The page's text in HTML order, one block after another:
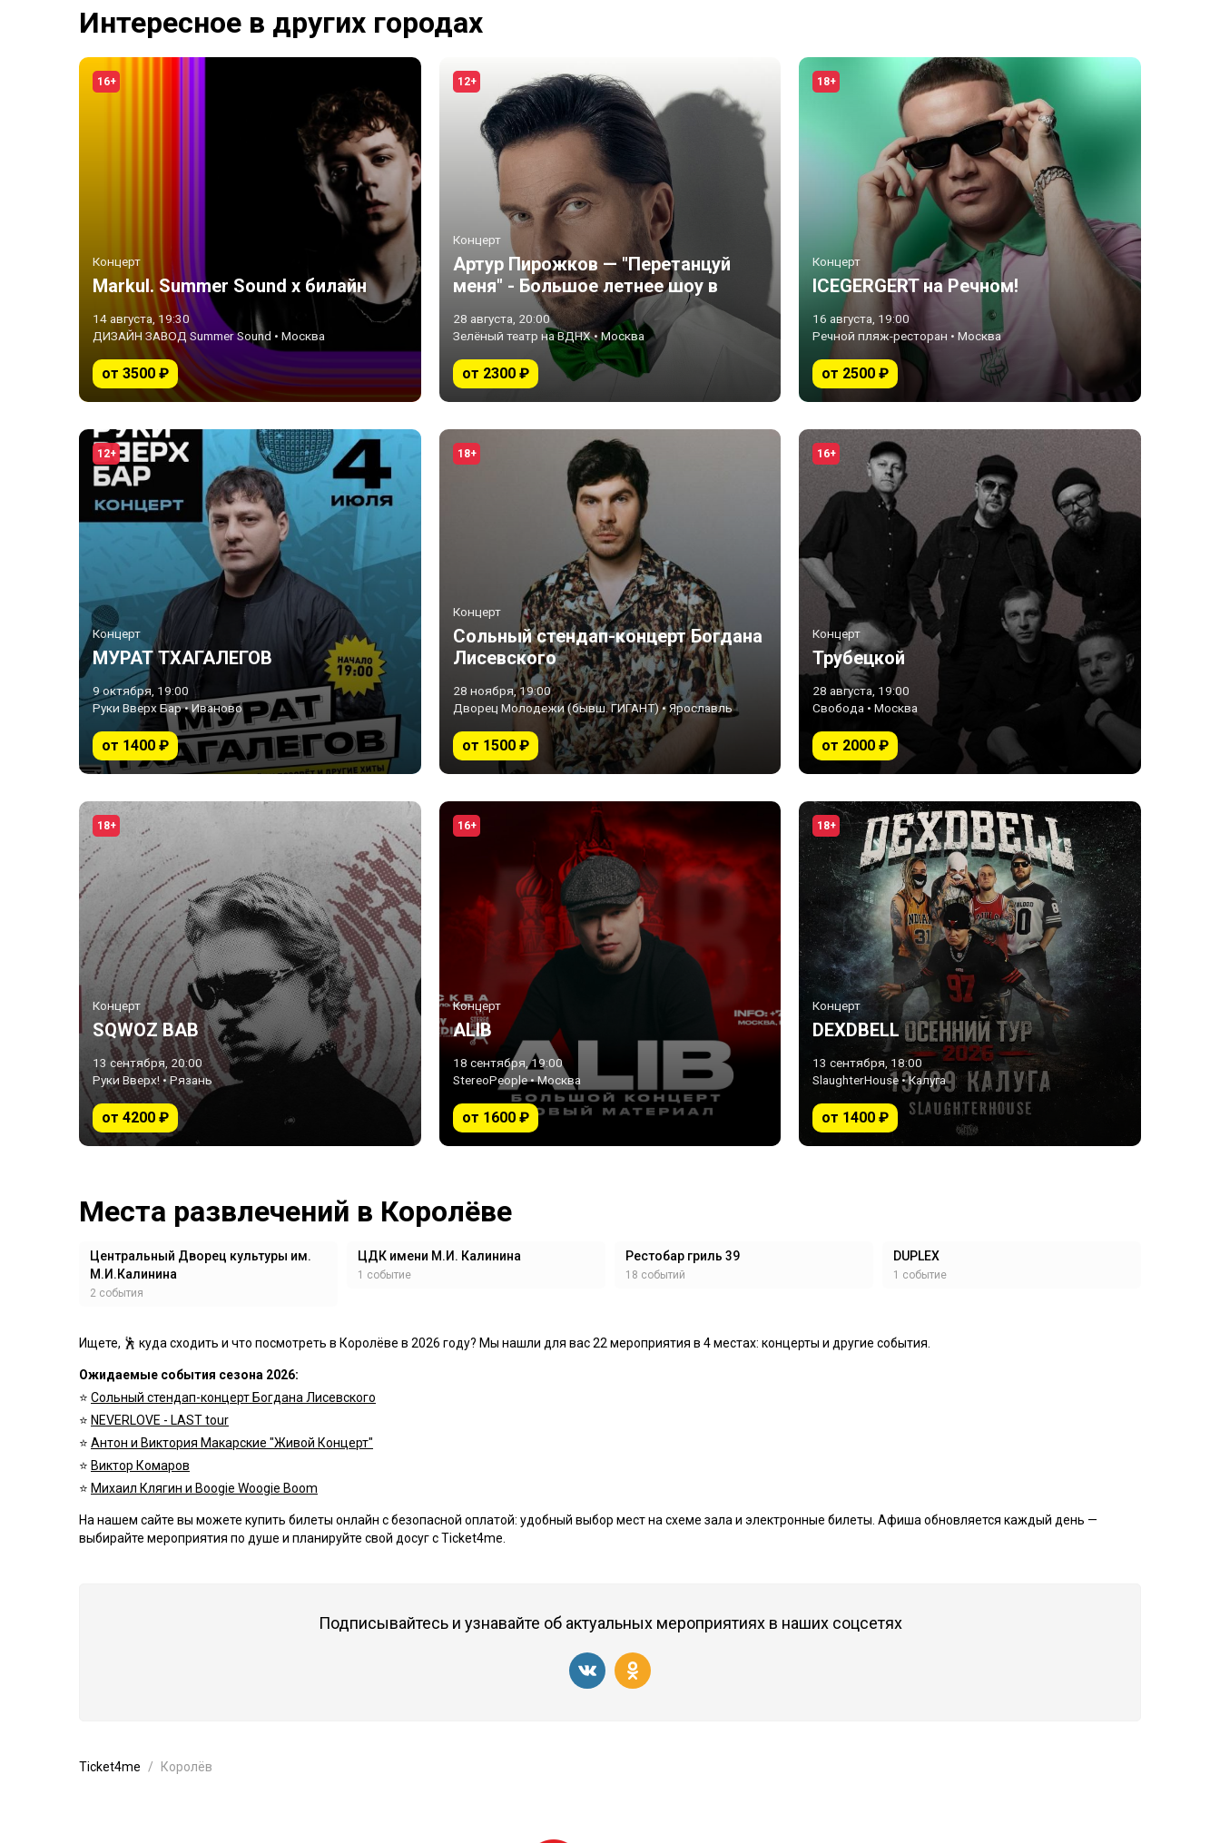
Интересное в других городах
16+
Концерт
Markul. Summer Sound х билайн
14 августа, 19:30
ДИЗАЙН ЗАВОД Summer Sound • Москва
от 3500 ₽
12+
Концерт
Артур Пирожков — "Перетанцуй
меня" - Большое летнее шоу в
Зеленом Театре!
28 августа, 20:00
Зелёный театр на ВДНХ • Москва
от 2300 ₽
18+
Концерт
ICEGERGERT на Речном!
16 августа, 19:00
Речной пляж-ресторан • Москва
от 2500 ₽
12+
Концерт
МУРАТ ТХАГАЛЕГОВ
9 октября, 19:00
Руки Вверх Бар • Иваново
от 1400 ₽
18+
Концерт
Сольный стендап-концерт Богдана
Лисевского
28 ноября, 19:00
Дворец Молодежи (бывш. ГИГАНТ) • Ярославль
от 1500 ₽
16+
Концерт
Трубецкой
28 августа, 19:00
Свобода • Москва
от 2000 ₽
18+
Концерт
SQWOZ BAB
13 сентября, 20:00
Руки Вверх! • Рязань
от 4200 ₽
16+
Концерт
ALIB
18 сентября, 19:00
StereoPeople • Москва
от 1600 ₽
18+
Концерт
DEXDBELL
13 сентября, 18:00
SlaughterHouse • Калуга
от 1400 ₽
Места развлечений в Королёве
Центральный Дворец культуры им.
М.И.Калинина
2 события
ЦДК имени М.И. Калинина
1 событие
Рестобар гриль 39
18 событий
DUPLEX
1 событие
Ищете, 🕺 куда сходить и что посмотреть в Королёве в 2026 году? Мы нашли для вас 22 мероприятия в 4 местах: концерты и другие события.
Ожидаемые события сезона 2026:
⭐️ Сольный стендап-концерт Богдана Лисевского
⭐️ NEVERLOVE - LAST tour
⭐️ Антон и Виктория Макарские "Живой Концерт"
⭐️ Виктор Комаров
⭐️ Михаил Клягин и Boogie Woogie Boom
На нашем сайте вы можете купить билеты онлайн с безопасной оплатой: удобный выбор мест на схеме зала и электронные билеты. Афиша обновляется каждый день —
выбирайте мероприятия по душе и планируйте свой досуг с Ticket4me.
Подписывайтесь и узнавайте об актуальных мероприятиях в наших соцсетях
Ticket4me Королёв